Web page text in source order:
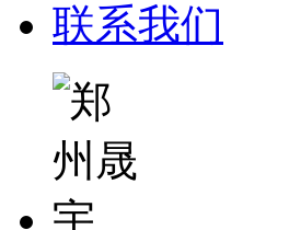
联系我们